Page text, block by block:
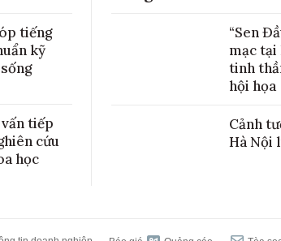
tiếng
kỹ
tiếp
cứu
học
“Sen
mạc tại
tinh
hội họa
Cảnh
Hà Nội